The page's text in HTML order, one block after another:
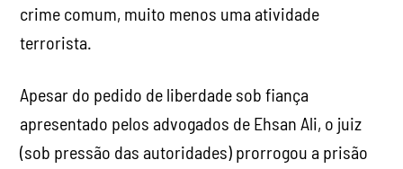
crime comum, muito menos uma atividade
terrorista.
Apesar do pedido de liberdade sob fiança
apresentado pelos advogados de Ehsan Ali, o juiz
(sob pressão das autoridades) prorrogou a prisão